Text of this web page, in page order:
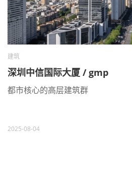
建筑
深圳中信国际大厦 / gmp
都市核心的高层建筑群
2025-08-04